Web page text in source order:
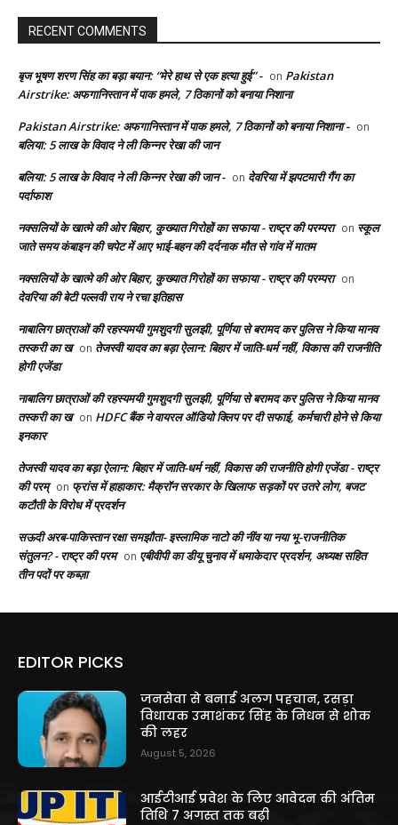
RECENT COMMENTS
बृज भूषण शरण सिंह का बड़ा बयान: “मेरे हाथ से एक हत्या हुई” - on Pakistan
Airstrike: अफगानिस्तान में पाक हमले, 7 ठिकानों को बनाया निशाना
Pakistan Airstrike: अफगानिस्तान में पाक हमले, 7 ठिकानों को बनाया निशाना - on
बलिया: 5 लाख के विवाद ने ली किन्नर रेखा की जान
बलिया: 5 लाख के विवाद ने ली किन्नर रेखा की जान - on देवरिया में झपटमारी गैंग का
पर्दाफाश
नक्सलियों के खात्मे की ओर बिहार, कुख्यात गिरोहों का सफाया - राष्ट्र की परम्परा on स्कूल
जाते समय कंबाइन की चपेट में आए भाई-बहन की दर्दनाक मौत से गांव में मातम
नक्सलियों के खात्मे की ओर बिहार, कुख्यात गिरोहों का सफाया - राष्ट्र की परम्परा on
देवरिया की बेटी पल्लवी राय ने रचा इतिहास
नाबालिग छात्राओं की रहस्यमयी गुमशुदगी सुलझी, पूर्णिया से बरामद कर पुलिस ने किया मानव
तस्करी का ख on तेजस्वी यादव का बड़ा ऐलान: बिहार में जाति-धर्म नहीं, विकास की राजनीति
होगी एजेंडा
नाबालिग छात्राओं की रहस्यमयी गुमशुदगी सुलझी, पूर्णिया से बरामद कर पुलिस ने किया मानव
तस्करी का ख on HDFC बैंक ने वायरल ऑडियो क्लिप पर दी सफाई, कर्मचारी होने से किया
इनकार
तेजस्वी यादव का बड़ा ऐलान: बिहार में जाति-धर्म नहीं, विकास की राजनीति होगी एजेंडा - राष्ट्र
की परम् on फ्रांस में हाहाकार: मैक्रॉन सरकार के खिलाफ सड़कों पर उतरे लोग, बजट
कटौती के विरोध में प्रदर्शन
सऊदी अरब-पाकिस्तान रक्षा समझौता- इस्लामिक नाटो की नींव या नया भू-राजनीतिक
संतुलन? - राष्ट्र की परम on एबीवीपी का डीयू चुनाव में धमाकेदार प्रदर्शन, अध्यक्ष सहित
तीन पदों पर कब्ज़ा
EDITOR PICKS
जनसेवा से बनाई अलग पहचान, रसड़ा
विधायक उमाशंकर सिंह के निधन से शोक
की लहर
August 5, 2026
आईटीआई प्रवेश के लिए आवेदन की अंतिम
तिथि 7 अगस्त तक बढ़ी